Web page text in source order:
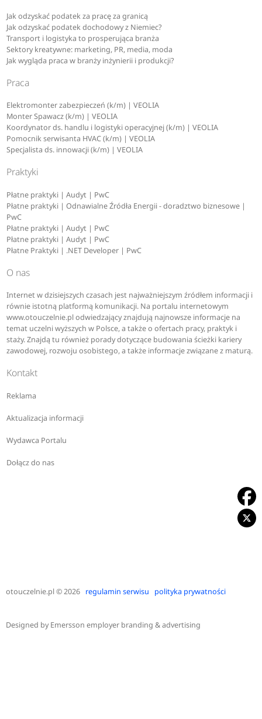
Jak odzyskać podatek za pracę za granicą
Jak odzyskać podatek dochodowy z Niemiec?
Transport i logistyka to prosperująca branża
Sektory kreatywne: marketing, PR, media, moda
Jak wygląda praca w branży inżynierii i produkcji?
Praca
Elektromonter zabezpieczeń (k/m) | VEOLIA
Monter Spawacz (k/m) | VEOLIA
Koordynator ds. handlu i logistyki operacyjnej (k/m) | VEOLIA
Pomocnik serwisanta HVAC (k/m) | VEOLIA
Specjalista ds. innowacji (k/m) | VEOLIA
Praktyki
Płatne praktyki | Audyt | PwC
Płatne praktyki | Odnawialne Źródła Energii - doradztwo biznesowe |
PwC
Płatne praktyki | Audyt | PwC
Płatne praktyki | Audyt | PwC
Płatne Praktyki | .NET Developer | PwC
O nas
Internet w dzisiejszych czasach jest najważniejszym źródłem informacji i
równie istotną platformą komunikacji. Na portalu internetowym
www.otouczelnie.pl odwiedzający znajdują najnowsze informacje na
temat uczelni wyższych w Polsce, a także o ofertach pracy, praktyk i
staży. Znajdą tu również porady dotyczące budowania ścieżki kariery
zawodowej, rozwoju osobistego, a także informacje związane z maturą.
Kontakt
Reklama
Aktualizacja informacji
Wydawca Portalu
Dołącz do nas
otouczelnie.pl© 2026 regulamin serwisu polityka prywatności
Designed byEmersson employer branding & advertising